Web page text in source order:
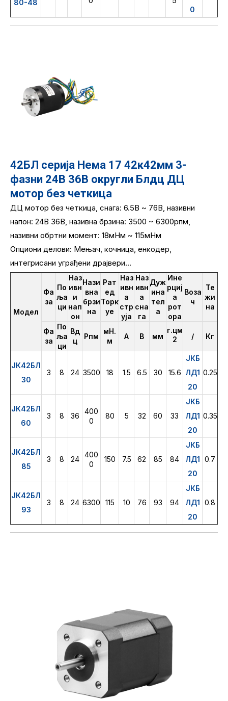
80-48
0
42БЛ серија Нема 17 42к42мм 3-
фазни 24В 36В округли Блдц ДЦ
мотор без четкица
ДЦ мотор без четкица, снага: 6.5В ~ 76В, називни
напон: 24В 36В, називна брзина: 3500 ~ 6300рпм,
називни обртни момент: 18мНм ~ 115мНм
Опциони делови: Мењач, кочница, енкодер,
интегрисани уграђени драјвери...
Модел
Фа
за
По
ља
ци
Наз
ивн
и
нап
он
Нази
вна
брзи
на
Рат
ед
Торк
уе
Наз
ивн
а
стр
уја
Наз
ивн
а
сна
га
Дуж
ина
тел
а
Ине
рциј
а
рот
ора
Воза
ч
Те
жи
на
Фа
за
По
ља
ци
Вд
ц
Рпм
мН.
м
А В мм
г.цм
2
/ Кг
ЈК42БЛ
30
3 8 24 3500 18 1.5 6.5 30 15.6
ЈКБ
ЛД1
20
0.25
ЈК42БЛ
60
3 8 36
400
0
80 5 32 60 33
ЈКБ
ЛД1
20
0.35
ЈК42БЛ
85
3 8 24
400
0
150 7.5 62 85 84
ЈКБ
ЛД1
20
0.7
ЈК42БЛ
93
3 8 24 6300 115 10 76 93 94
ЈКБ
ЛД1
20
0.8